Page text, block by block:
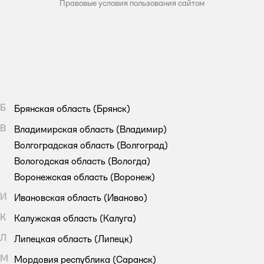
Правовые условия пользования сайтом
Б Брянская область (Брянск)
В
Владимирская область (Владимир)
Волгоградская область (Волгоград)
Вологодская область (Вологда)
Воронежская область (Воронеж)
И
Ивановская область (Иваново)
К
Калужская область (Калуга)
Л
Липецкая область (Липецк)
М
Мордовия республика (Саранск)